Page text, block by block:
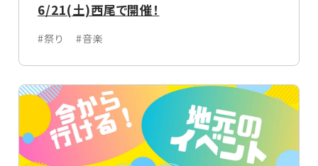
6/21(土)西尾で開催！
#祭り #音楽